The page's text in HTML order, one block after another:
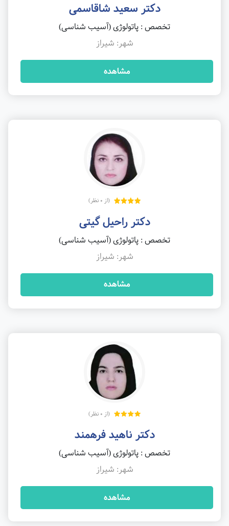
دکتر سعید شاقاسمی
تخصص : پاتولوژی (آسیب شناسی)
شهر: شیراز
مشاهده
(از 0 نظر)
دکتر راحیل گیتی
تخصص : پاتولوژی (آسیب شناسی)
شهر: شیراز
مشاهده
(از 0 نظر)
دکتر ناهید فرهمند
تخصص : پاتولوژی (آسیب شناسی)
شهر: شیراز
مشاهده